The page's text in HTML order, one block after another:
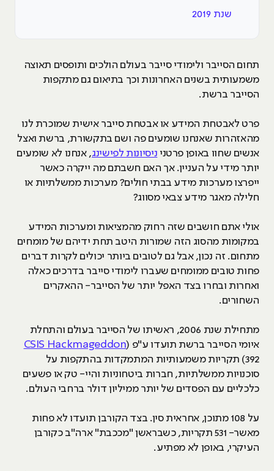
שנת 2019
תחום הסייבר ולימודי סייבר בעולם הולכים ותופסים תאוצה
משמעותית בשנים האחרונות וכך בתיאום גם מתקפות
הסייבר ברשת.
פרט לאבטחת המידע או אבטחת סייבר אישית שמוכרת לנו
מהאזהרות שאנחנו שומעים פה ושם בתקשורת, ברשת ואצל
אנשים שחוו באופן פרטני ניסיונות לפישינג, אנחנו לא שומעים
יותר מידי על העניין. אך האם חשבתם מה ייקרה כאשר
ייפרצו מערכות מידע בבתי חולים? מערכות ממשלתיות או
חלילה מאגר מידע צבאי מסווג?
אולי אתם חושבים שזה רחוק מהמציאות ומערכות המידע
במקומות מהסוג הזה שמורות היטב תחת ידיהם של מומחים
מתחום. זה נכון, אבל גם לטובים ביותר יכולים לקרות דברים
פחות טובים ממומחים שעברו לימודי סייבר בדרכים כאלה
ואחרות ובחרו בצד האפל יותר של הסייבר- ההאקרים
השחורים.
מתחילת שנת 2006, ראשיתו של הסייבר בעולם והתחלת
איומי הסייבר ברשת תועדו ע"פ CSIS Hackmageddon)
392) תקריות משמעותיות המתמקדות בהתקפות על
סוכנויות ממשלתיות, חברות ביטחוניות והיי- טק או פשעים
כלכליים עם הפסדים של יותר ממיליון דולר ברחבי העולם.
על 108 מתוכן, אחראית סין. בצד הקורבן תועדו לא פחות
מאשר- 531 תקריות, כשבראשן "מככבת" ארה"ב כקורבן
העיקרי, באופן לא מפתיע.